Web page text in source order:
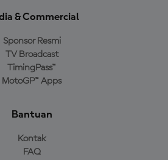
& Commercial
Sponsor Resmi
TV Broadcast
TimingPass™
MotoGP™ Apps
Bantuan
Kontak
FAQ